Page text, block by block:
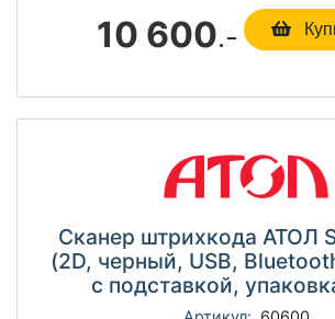
10 600.-
Сканер штрихкода АТОЛ
(2D, черный, USB,
c подставкой,